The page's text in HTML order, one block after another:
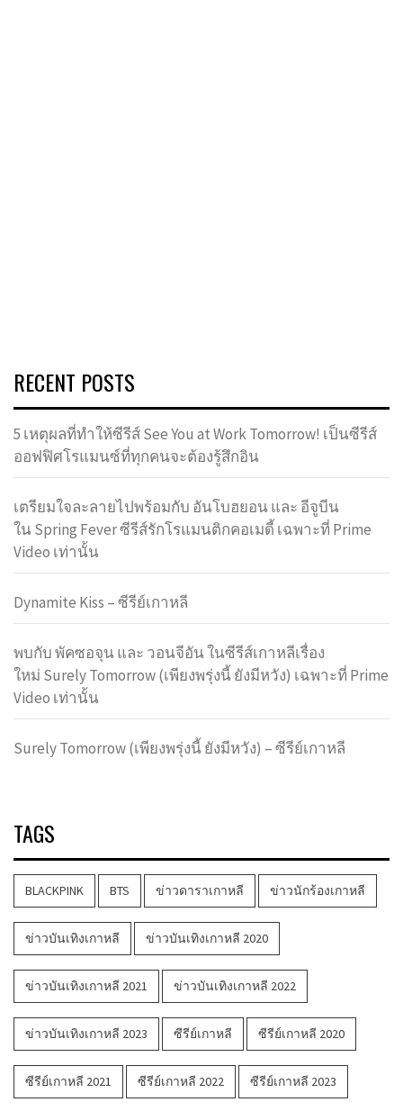
RECENT POSTS
5 เหตุผลที่ทำให้ซีรีส์ See You at Work Tomorrow! เป็นซีรีส์
ออฟฟิศโรแมนซ์ที่ทุกคนจะต้องรู้สึกอิน
เตรียมใจละลายไปพร้อมกับ อันโบฮยอน และ อีจูบีน
ใน Spring Fever ซีรีส์รักโรแมนติกคอเมดี้ เฉพาะที่ Prime
Video เท่านั้น
Dynamite Kiss – ซีรีย์เกาหลี
พบกับ พัคซอจุน และ วอนจีอัน ในซีรีส์เกาหลีเรื่อง
ใหม่ Surely Tomorrow (เพียงพรุ่งนี้ ยังมีหวัง) เฉพาะที่ Prime
Video เท่านั้น
Surely Tomorrow (เพียงพรุ่งนี้ ยังมีหวัง) – ซีรีย์เกาหลี
TAGS
BLACKPINK BTS ข่าวดาราเกาหลี ข่าวนักร้องเกาหลี
ข่าวบันเทิงเกาหลี ข่าวบันเทิงเกาหลี 2020
ข่าวบันเทิงเกาหลี 2021 ข่าวบันเทิงเกาหลี 2022
ข่าวบันเทิงเกาหลี 2023 ซีรีย์เกาหลี ซีรีย์เกาหลี 2020
ซีรีย์เกาหลี 2021 ซีรีย์เกาหลี 2022 ซีรีย์เกาหลี 2023